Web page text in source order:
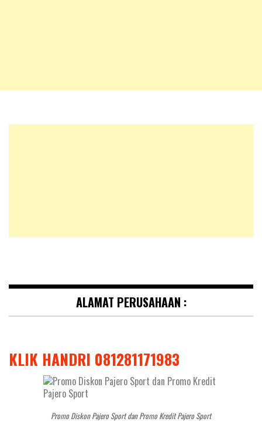
ALAMAT PERUSAHAAN :
KLIK HANDRI 081281171983
Promo Diskon Pajero Sport dan Promo Kredit Pajero Sport